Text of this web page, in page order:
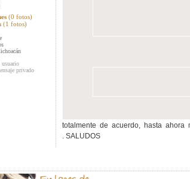
(0 fotos)
(1 fotos)
usuario
privado
totalmente de acuerdo, hasta ahora
. SALUDOS